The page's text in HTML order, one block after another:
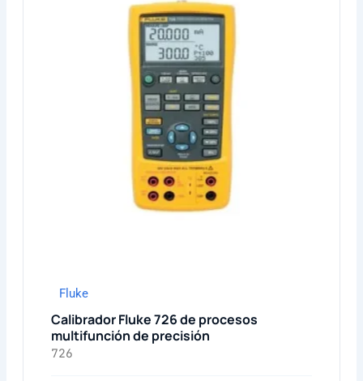
Fluke
Calibrador Fluke 726 de procesos
multifunción de precisión
726